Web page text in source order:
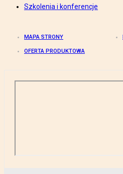
Szkolenia i konferencje
MAPA STRONY
OFERTA PRODUKTOWA